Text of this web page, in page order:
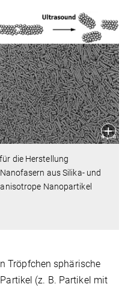
die Herstellung
aus Silika- und
Nanopartikel
Tröpfchen sphärische
(z. B. Partikel mit